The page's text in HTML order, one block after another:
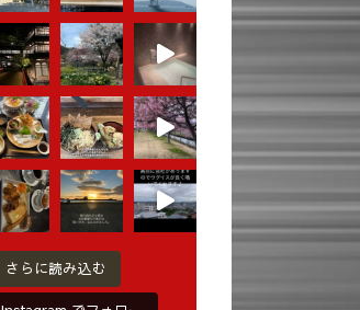
さらに読み込む